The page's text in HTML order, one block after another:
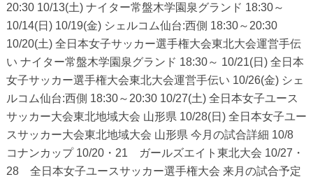
20:30 10/13(土) ナイター常盤木学園泉グランド 18:30～
10/14(日) 10/19(金) シェルコム仙台:西側 18:30～20:30
10/20(土) 全日本女子サッカー選手権大会東北大会運営手伝
い ナイター常盤木学園泉グランド 18:30～ 10/21(日) 全日本
女子サッカー選手権大会東北大会運営手伝い 10/26(金) シェ
ルコム仙台:西側 18:30～20:30 10/27(土) 全日本女子ユース
サッカー大会東北地域大会 山形県 10/28(日) 全日本女子ユー
スサッカー大会東北地域大会 山形県 今月の試合詳細 10/8
コナンカップ 10/20・21 ガールズエイト東北大会 10/27・
28 全日本女子ユースサッカー選手権大会 来月の試合予定